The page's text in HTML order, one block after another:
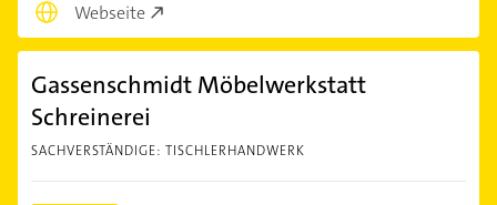
Webseite
Gassenschmidt Möbelwerkstatt
Schreinerei
SACHVERSTÄNDIGE: TISCHLERHANDWERK